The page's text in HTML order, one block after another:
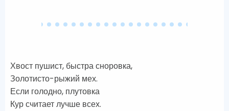
Хвост пушист, быстра сноровка,
Золотисто-рыжий мех.
Если голодно, плутовка
Кур считает лучше всех.